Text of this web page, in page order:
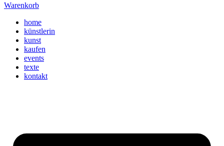
Warenkorb
home
künstlerin
kunst
kaufen
events
texte
kontakt